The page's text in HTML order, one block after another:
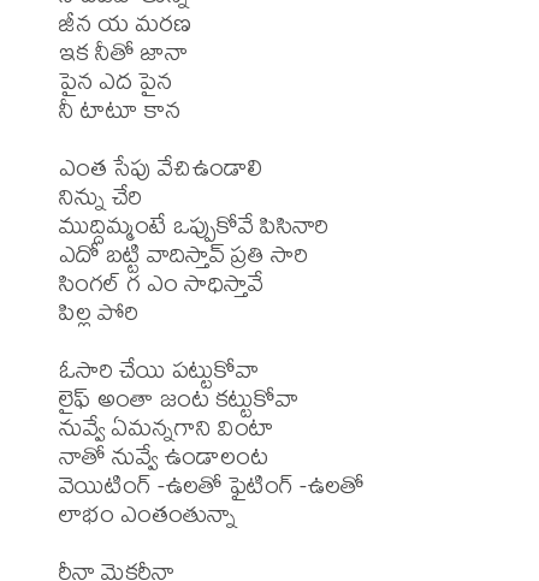
జీన య మరణ
ఇక నీతో జానా
పైన ఎద పైన
నీ టాటూ కాన
ఎంత సేపు వేచిఉండాలి
నిన్ను చేరి
ముద్దిమ్మంటే ఒప్పుకోవే పిసినారి
ఎదో బట్టి వాదిస్తావ్ ప్రతి సారి
సింగల్ గ ఎం సాధిస్తావే
పిల్ల పోరి
ఓసారి చేయి పట్టుకోవా
లైఫ్ అంతా జంట కట్టుకోవా
నువ్వే ఏమన్నగాని వింటా
నాతో నువ్వే ఉండాలంట
వెయిటింగ్ -ఉలతో ఫైటింగ్ -ఉలతో
లాభం ఎంతంతున్నా
రీనా మెకరీనా